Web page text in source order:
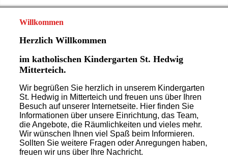
Willkommen
Herzlich Willkommen
im katholischen Kindergarten St. Hedwig
Mitterteich.
Wir begrüßen Sie herzlich in unserem Kindergarten
St. Hedwig in Mitterteich und freuen uns über Ihren
Besuch auf unserer Internetseite. Hier finden Sie
Informationen über unsere Einrichtung, das Team,
die Angebote, die Räumlichkeiten und vieles mehr.
Wir wünschen Ihnen viel Spaß beim Informieren.
Sollten Sie weitere Fragen oder Anregungen haben,
freuen wir uns über Ihre Nachricht.